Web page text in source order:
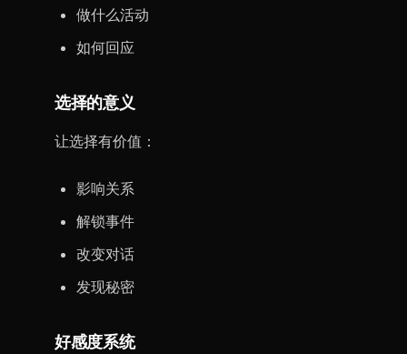
做什么活动
如何回应
选择的意义
让选择有价值：
影响关系
解锁事件
改变对话
发现秘密
好感度系统